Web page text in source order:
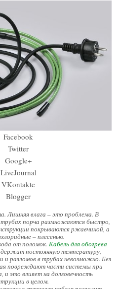
Facebook
Twitter
Google+
LiveJournal
VKontakte
Blogger
Лишняя влага – это проблема. В
порча размножаются быстро,
покрываются ржавчиной, а
– плесенью.
от поломок. Кабель для обогрева
держит постоянную температуру,
и разломов в трубах невозможно. Без
повреждают части системы при
и это влияет на долговечность
в целом.